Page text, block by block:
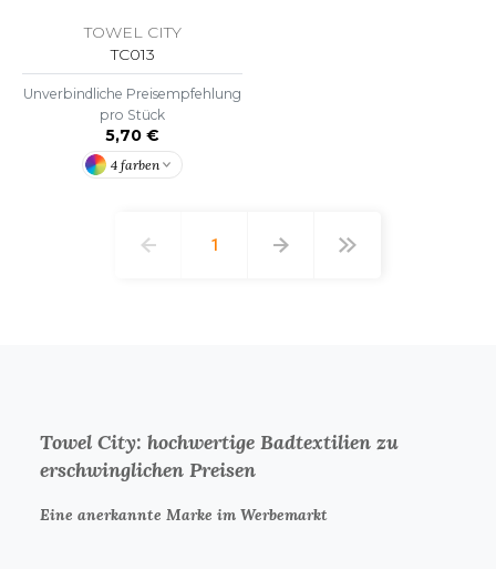
TOWEL CITY
TC013
Unverbindliche Preisempfehlung
pro Stück
5,70 €
4 farben
1
Towel City: hochwertige Badtextilien zu
erschwinglichen Preisen
Eine anerkannte Marke im Werbemarkt